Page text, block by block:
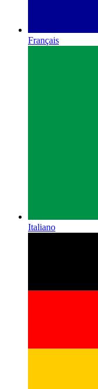
Français
Italiano